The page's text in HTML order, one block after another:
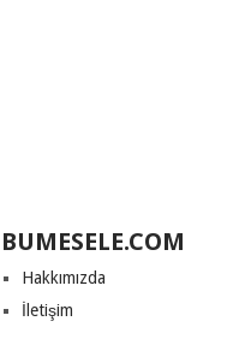
BUMESELE.COM
Hakkımızda
İletişim